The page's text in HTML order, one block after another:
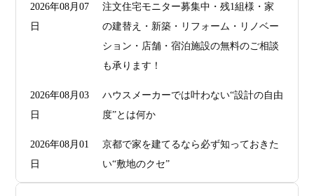
2026年08月07
日
注文住宅モニター募集中・残1組様・家
の建替え・新築・リフォーム・リノベー
ション・店舗・宿泊施設の無料のご相談
も承ります！
2026年08月03
日
ハウスメーカーでは叶わない“設計の自由
度”とは何か
2026年08月01
日
京都で家を建てるなら必ず知っておきた
い“敷地のクセ”